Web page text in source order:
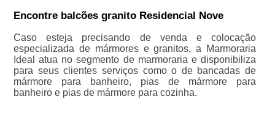
Encontre balcões granito Residencial Nove
Caso esteja precisando de venda e colocação
especializada de mármores e granitos, a Marmoraria
Ideal atua no segmento de marmoraria e disponibiliza
para seus clientes serviços como o de bancadas de
mármore para banheiro, pias de mármore para
banheiro e pias de mármore para cozinha.